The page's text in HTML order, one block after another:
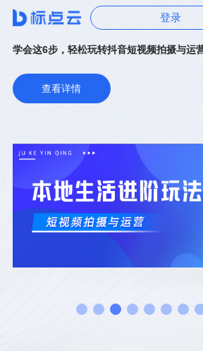
登录
单月GMV350万！灯会门票微信团购案例
查看详情